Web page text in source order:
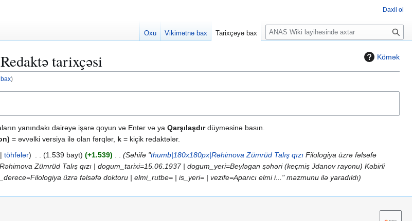
Kömək
tarixçəsi
)
yanındakı dairəyə işarə qoyun və Enter və ya Qarşılaşdırdüyməsinə basın.
= əvvəlki versiya ilə olan fərqlər, k = kiçik redaktələr.
töhfələr 1.539 bayt +1.539 Səhifə "thumb|180x180px|Rəhimova Zümrüd Talış qızıFilologiya üzrə fəlsəfə
Zümrüd Talış qızı | dogum_tarixi=15.06.1937 | dogum_yeri=Beyləgan şəhəri (keçmiş Jdanov rayonu) Kəbirli
üzrə fəlsəfə doktoru | elmi_rutbe= | is_yeri= | vezife=Aparıcı elmi i..." məzmunu ilə yaradıldı
Daxil ol
Oxu Vikimətnə bax Tarixçəyə bax
A
x
r